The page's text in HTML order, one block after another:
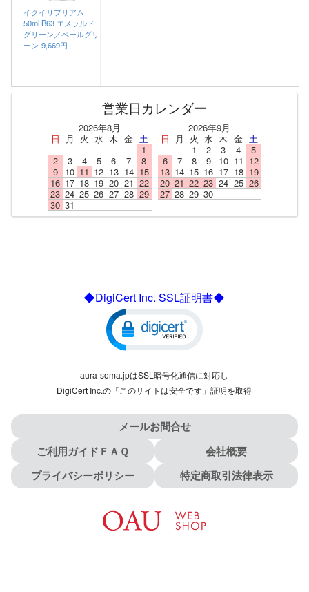
イクイリブリアム
50ml B63 エメラルド
グリーン／ペールグリ
ーン 9,669円
営業日カレンダー
2026年8月
日
月 火 水 木 金 土
1
2
3 4 5 6 7
8
9
10 11 12 13 14 15
16 17 18 19 20 21 22
23 24 25 26 27 28 29
30 31
2026年9月
日
月 火 水 木 金 土
1
2 3 4
5
6
7 8 9 10 11 12
13 14 15 16 17 18 19
20 21 22 23 24 25 26
27 28 29 30
◆DigiCert Inc. SSL証明書◆
aura-soma.jpはSSL暗号化通信に対応し
DigiCert Inc.の「このサイトは安全です」証明を取得
メールお問合せ
ご利用ガイドＦＡＱ
会社概要
プライバシーポリシー
特定商取引法律表示